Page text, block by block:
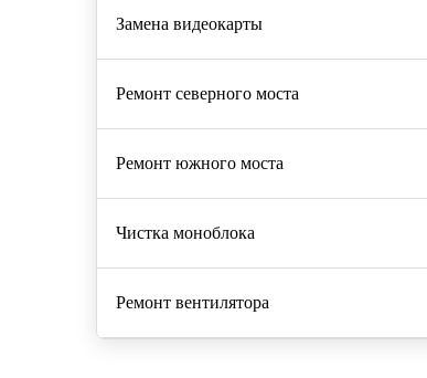
Замена видеокарты
Ремонт северного моста
Ремонт южного моста
Чистка моноблока
Ремонт вентилятора